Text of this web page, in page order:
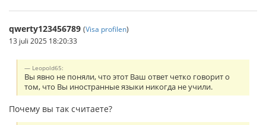
qwerty123456789 (Visa profilen)
13 juli 2025 18:20:33
Leopold65:
Вы явно не поняли, что этот Ваш ответ четко говорит о
том, что Вы иностранные языки никогда не учили.
Почему вы так считаете?